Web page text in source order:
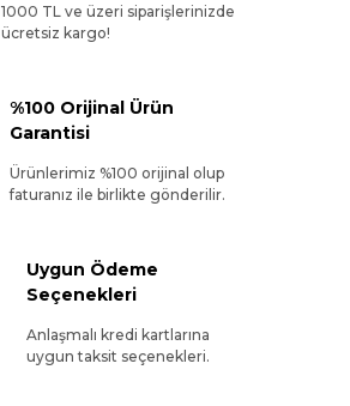
1000 TL ve üzeri siparişlerinizde
ücretsiz kargo!
%100 Orijinal Ürün
Garantisi
Ürünlerimiz %100 orijinal olup
faturanız ile birlikte gönderilir.
Uygun Ödeme
Seçenekleri
Anlaşmalı kredi kartlarına
uygun taksit seçenekleri.